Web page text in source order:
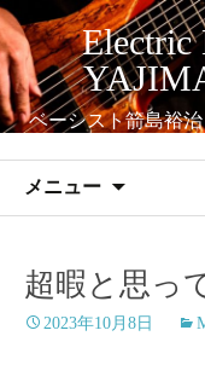
コ
ン
テ
ン
ツ
へ
Electric
ベーシスト箭島裕
メニュー
超暇と思っ
2023年10月8日